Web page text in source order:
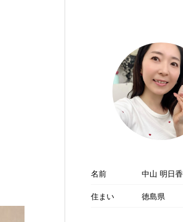
名前
中山 明日香
住まい
徳島県